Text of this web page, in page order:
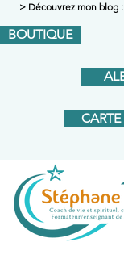
> Découvrez mon blog
BOUTIQUE